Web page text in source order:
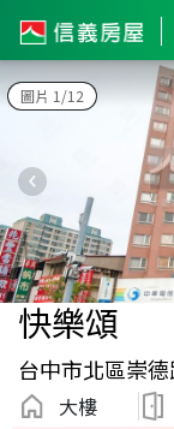
圖片 1/12
快樂頌
台中市北區崇
大樓